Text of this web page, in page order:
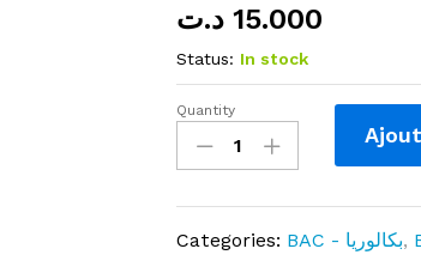
15.000 د.ت
Status: In stock
Épreuves
Baccalauréat
Avec
Corrections
–
Quantity
Categories: BAC - بكالوريا,